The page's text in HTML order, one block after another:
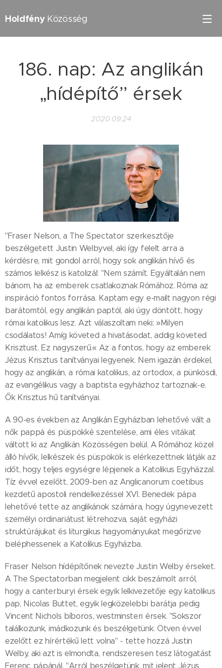
HoldfényKözösség
186. nap: Az anglikán
„hídépítő” érsek
2020.09.24
"Fraser Nelson, a The Spectator szerkesztője
beszélgetett Justin Welbyvel, aki így felelt arra a
kérdésre, mit gondol arról, hogy sok anglikán hívő és
számos lelkész is katolizál: "Nem számít. Egyáltalán nem
bánom, ha az emberek csatlakoznak Rómához. Róma az
inspiráció fontos forrása. Kaptam egy e-mailt nagyon régi
barátomtól, egy anglikán paptól, aki úgy döntött, hogy
római katolikus lesz. Azt válaszoltam neki: »Milyen
csodálatos! Amíg követed a hivatásodat, addig követed
Krisztust. Ez nagyszerű.« Az a fontos, hogy az emberek
Jézus Krisztus tanítványai legyenek. Nem igazán érdekel,
hogy az anglikán, a római katolikus, az ortodox, a pünkösdi,
az evangélikus vagy a baptista egyházhoz tartoznak-e.
Ők Krisztus hű tanítványai.
A 90-es években az Anglikán Egyházban lehetővé vált a
nők pappá és püspökké szentelése, ami éles vitákat
váltott ki az Anglikán Közösségen belül. A Rómához közel
álló hívők, lelkészek és püspökök is elérkezettnek látják az
időt, hogy teljes egységre lépjenek a Katolikus Egyházzal.
Tíz évvel ezelőtt, 2009-ben az Anglicanorum coetibus
kezdetű apostoli rendelkezéssel XVI. Benedek pápa
lehetővé tette az anglikánok számára, hogy úgynevezett
személyi ordinariátust létrehozva, saját egyházi
struktúrájukat és liturgikus hagyományukat megőrizve
beléphessenek a Katolikus Egyházba.
Fraser Nelson hídépítőnek nevezte Justin Welby érseket.
A The Spec­ta­torban megjelent cikk beszámolt arról,
hogy a canterburyi érsek egyik lelkivezetője egy katolikus
pap, Nicolas Buttet, egyik legközelebbi barátja pedig
Vincent Nichols bíboros, westminsteri érsek. "Sokszor
találkozunk, imádkozunk és beszélgetünk. Ötven évvel
ezelőtt ez hírértékű lett volna" - tette hozzá Justin
Welby, aki azt is elmondta, rendszeresen tesz látogatást
Ferenc pápánál. "Arról beszélgetünk, mit jelent Jézus